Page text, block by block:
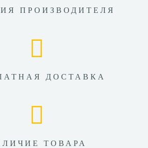
ПРОИЗВОДИТЕЛЯ
ДОСТАВКА
ТОВАРА